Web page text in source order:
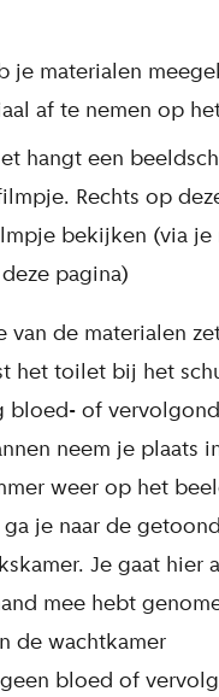
je materialen
af te nemen op
hangt een
Rechts op
bekijken (via
pagina)
van de materialen
het toilet bij het
bloed- of
neem je plaats
weer op het
je naar de
Je gaat hier
mee hebt
de wachtkamer
bloed of